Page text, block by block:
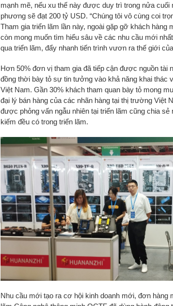
mạnh mẽ, nếu xu thế này được duy trì trong nửa
phương sẽ đạt 200 tỷ USD. “Chúng tôi vô cùng coi
Tham gia triển lãm lần này, ngoài gặp gỡ khách
còn mong muốn tìm hiểu sâu về các nhu cầu mới
qua triển lãm, đẩy nhanh tiến trình vươn ra thế giới
Hơn 50% đơn vị tham gia đã tiếp cận được nguồn tài
đồng thời bày tỏ sự tin tưởng vào khả năng khai thác
Việt Nam. Gần 30% khách tham quan bày tỏ mong
đại lý bán hàng của các nhãn hàng tại thị trường Việt
được phỏng vấn ngẫu nhiên tại triển lãm cũng chia
kiếm đều có trong triển lãm.
Nhu cầu mới tạo ra cơ hội kinh doanh mới, đơn